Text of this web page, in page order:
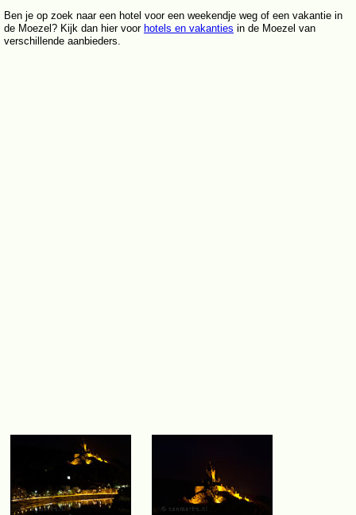
Ben je op zoek naar een hotel voor een weekendje weg of een vakantie in
de Moezel? Kijk dan hier voor hotels en vakanties in de Moezel van
verschillende aanbieders.